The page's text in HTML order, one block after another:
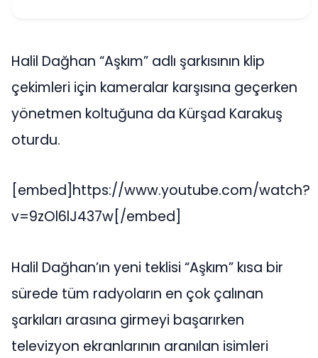
Halil Dağhan “Aşkım” adlı şarkısının klip
çekimleri için kameralar karşısına geçerken
yönetmen koltuğuna da Kürşad Karakuş
oturdu.
[embed]https://www.youtube.com/watch?
v=9zOl6lJ437w[/embed]
Halil Dağhan’ın yeni teklisi “Aşkım” kısa bir
sürede tüm radyoların en çok çalınan
şarkıları arasına girmeyi başarırken
televizyon ekranlarının aranılan isimleri